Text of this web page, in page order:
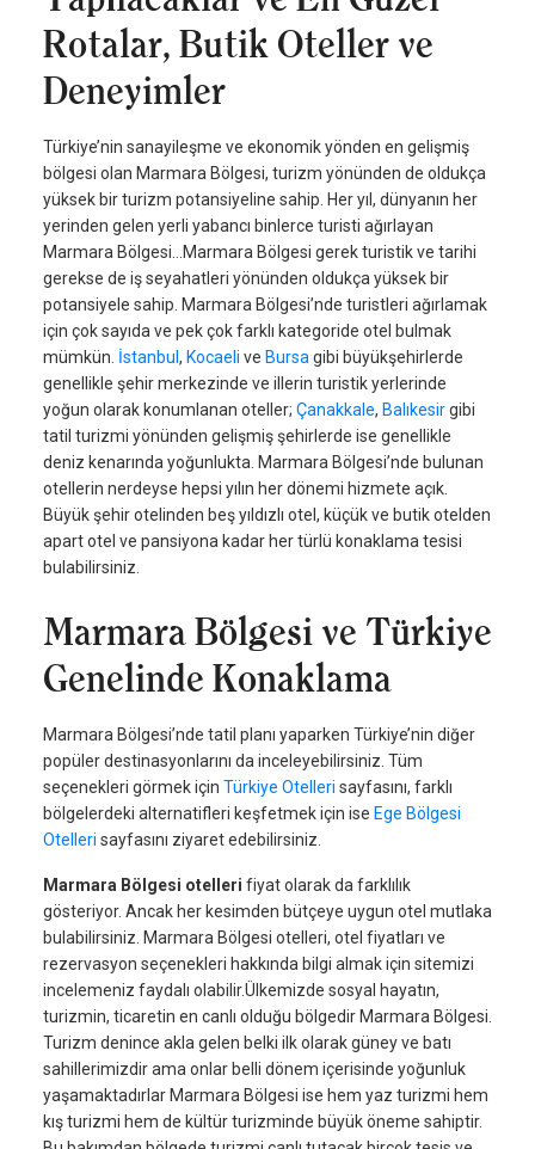
Rotalar, Butik Oteller ve
Deneyimler
Türkiye’nin sanayileşme ve ekonomik yönden en gelişmiş
bölgesi olan Marmara Bölgesi, turizm yönünden de oldukça
yüksek bir turizm potansiyeline sahip. Her yıl, dünyanın her
yerinden gelen yerli yabancı binlerce turisti ağırlayan
Marmara Bölgesi...Marmara Bölgesi gerek turistik ve tarihi
gerekse de iş seyahatleri yönünden oldukça yüksek bir
potansiyele sahip. Marmara Bölgesi’nde turistleri ağırlamak
için çok sayıda ve pek çok farklı kategoride otel bulmak
mümkün. İstanbul , Kocaeli ve Bursagibi büyükşehirlerde
genellikle şehir merkezinde ve illerin turistik yerlerinde
yoğun olarak konumlanan oteller; Çanakkale, Balıkesirgibi
tatil turizmi yönünden gelişmiş şehirlerde ise genellikle
deniz kenarında yoğunlukta. Marmara Bölgesi’nde bulunan
otellerin nerdeyse hepsi yılın her dönemi hizmete açık.
Büyük şehir otelinden beş yıldızlı otel, küçük ve butik otelden
apart otel ve pansiyona kadar her türlü konaklama tesisi
bulabilirsiniz.
Marmara Bölgesi ve Türkiye
Genelinde Konaklama
Marmara Bölgesi’nde tatil planı yaparken Türkiye’nin diğer
popüler destinasyonlarını da inceleyebilirsiniz. Tüm
seçenekleri görmek için Türkiye Otelleri sayfasını, farklı
bölgelerdeki alternatifleri keşfetmek için ise Ege Bölgesi
Otelleri sayfasını ziyaret edebilirsiniz.
Marmara Bölgesi otelleri fiyat olarak da farklılık
gösteriyor. Ancak her kesimden bütçeye uygun otel mutlaka
bulabilirsiniz. Marmara Bölgesi otelleri, otel fiyatları ve
rezervasyon seçenekleri hakkında bilgi almak için sitemizi
incelemeniz faydalı olabilir.Ülkemizde sosyal hayatın,
turizmin, ticaretin en canlı olduğu bölgedir Marmara Bölgesi.
Turizm denince akla gelen belki ilk olarak güney ve batı
sahillerimizdir ama onlar belli dönem içerisinde yoğunluk
yaşamaktadırlar Marmara Bölgesi ise hem yaz turizmi hem
kış turizmi hem de kültür turizminde büyük öneme sahiptir.